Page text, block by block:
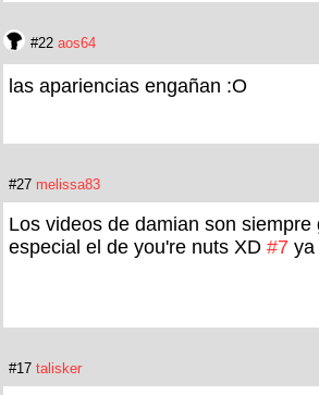
#22 aos64
las apariencias engañan :O
#27 melissa83
Los videos de damian son siempre
especial el de you're nuts XD #7 ya
#17 talisker